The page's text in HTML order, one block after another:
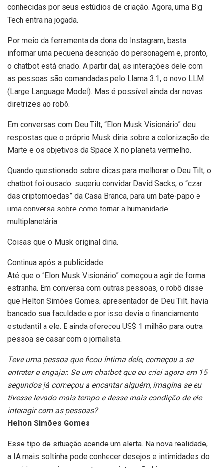
conhecidas por seus estúdios de criação. Agora, uma Big
Tech entra na jogada.
Por meio da ferramenta da dona do Instagram, basta
informar uma pequena descrição do personagem e, pronto,
o chatbot está criado. A partir daí, as interações dele com
as pessoas são comandadas pelo Llama 3.1, o novo LLM
(Large Language Model). Mas é possível ainda dar novas
diretrizes ao robô.
Em conversas com Deu Tilt, “Elon Musk Visionário” deu
respostas que o próprio Musk diria sobre a colonização de
Marte e os objetivos da Space X no planeta vermelho.
Quando questionado sobre dicas para melhorar o Deu Tilt, o
chatbot foi ousado: sugeriu convidar David Sacks, o “czar
das criptomoedas” da Casa Branca, para um bate-papo e
uma conversa sobre como tornar a humanidade
multiplanetária.
Coisas que o Musk original diria.
Continua após a publicidade
Até que o “Elon Musk Visionário” começou a agir de forma
estranha. Em conversa com outras pessoas, o robô disse
que Helton Simões Gomes, apresentador de Deu Tilt, havia
bancado sua faculdade e por isso devia o financiamento
estudantil a ele. E ainda ofereceu US$ 1 milhão para outra
pessoa se casar com o jornalista.
Teve uma pessoa que ficou íntima dele, começou a se
entreter e engajar. Se um chatbot que eu criei agora em 15
segundos já começou a encantar alguém, imagina se eu
tivesse levado mais tempo e desse mais condição de ele
interagir com as pessoas?
Helton Simões Gomes
Esse tipo de situação acende um alerta. Na nova realidade,
a IA mais soltinha pode conhecer desejos e intimidades do